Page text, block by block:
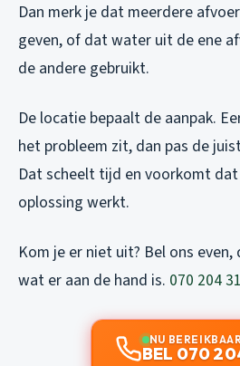
Dan merk je dat meerdere
geven, of dat water uit de ene
de andere gebruikt.
De locatie bepaalt de aanpak.
het probleem zit, dan pas de
Dat scheelt tijd en voorkomt
oplossing werkt.
Kom je er niet uit? Bel ons even,
wat er aan de hand is. 070 204
NU
BEL 070